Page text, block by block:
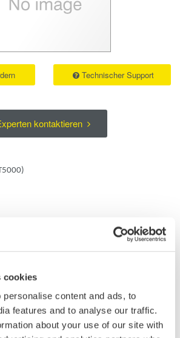
cookies
content and ads, to
features and to analyse our traffic.
about your use of our site with
kontaktieren
Technischer Support
Dokumente &